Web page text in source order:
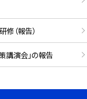
（報告）
講演会」の報告